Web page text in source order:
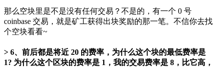
那么空块里是不是没有任何交易？不是的，有一个 0 号
coinbase 交易，就是矿工获得出块奖励的那一笔。不信你去找
个空块看看~
6、前后都是将近 20 的费率，为什么这个块的最低费率是
1? 为什么这个区块的费率是 1，我的交易费率是 8，比它高，